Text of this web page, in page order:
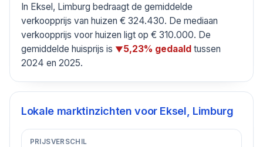
In Eksel, Limburg bedraagt de gemiddelde
verkoopprijs van huizen € 324.430. De mediaan
verkoopprijs voor huizen ligt op € 310.000. De
gemiddelde huisprijs is ▼5,23% gedaald tussen
2024 en 2025.
Lokale marktinzichten voor Eksel, Limburg
PRIJSVERSCHIL